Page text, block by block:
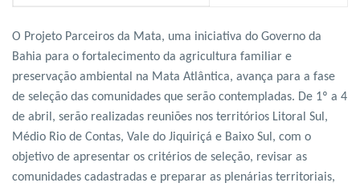
O Projeto Parceiros da Mata, uma iniciativa do Governo da
Bahia para o fortalecimento da agricultura familiar e
preservação ambiental na Mata Atlântica, avança para a fase
de seleção das comunidades que serão contempladas. De 1º a 4
de abril, serão realizadas reuniões nos territórios Litoral Sul,
Médio Rio de Contas, Vale do Jiquiriçá e Baixo Sul, com o
objetivo de apresentar os critérios de seleção, revisar as
comunidades cadastradas e preparar as plenárias territoriais,